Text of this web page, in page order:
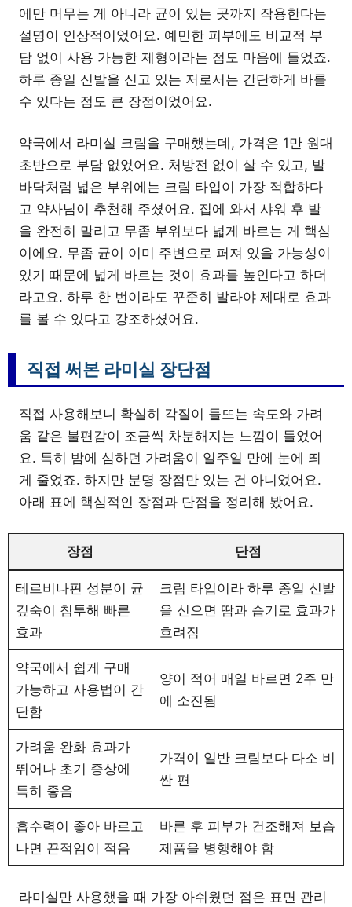
에만 머무는 게 아니라 균이 있는 곳까지 작용한다는
설명이 인상적이었어요. 예민한 피부에도 비교적 부
담 없이 사용 가능한 제형이라는 점도 마음에 들었죠.
하루 종일 신발을 신고 있는 저로서는 간단하게 바를
수 있다는 점도 큰 장점이었어요.
약국에서 라미실 크림을 구매했는데, 가격은 1만 원대
초반으로 부담 없었어요. 처방전 없이 살 수 있고, 발
바닥처럼 넓은 부위에는 크림 타입이 가장 적합하다
고 약사님이 추천해 주셨어요. 집에 와서 샤워 후 발
을 완전히 말리고 무좀 부위보다 넓게 바르는 게 핵심
이에요. 무좀 균이 이미 주변으로 퍼져 있을 가능성이
있기 때문에 넓게 바르는 것이 효과를 높인다고 하더
라고요. 하루 한 번이라도 꾸준히 발라야 제대로 효과
를 볼 수 있다고 강조하셨어요.
직접 써본 라미실 장단점
직접 사용해보니 확실히 각질이 들뜨는 속도와 가려
움 같은 불편감이 조금씩 차분해지는 느낌이 들었어
요. 특히 밤에 심하던 가려움이 일주일 만에 눈에 띄
게 줄었죠. 하지만 분명 장점만 있는 건 아니었어요.
아래 표에 핵심적인 장점과 단점을 정리해 봤어요.
장점 단점
테르비나핀 성분이 균
깊숙이 침투해 빠른
효과
크림 타입이라 하루 종일 신발
을 신으면 땀과 습기로 효과가
흐려짐
약국에서 쉽게 구매
가능하고 사용법이 간
단함
양이 적어 매일 바르면 2주 만
에 소진됨
가려움 완화 효과가
뛰어나 초기 증상에
특히 좋음
가격이 일반 크림보다 다소 비
싼 편
흡수력이 좋아 바르고
나면 끈적임이 적음
바른 후 피부가 건조해져 보습
제품을 병행해야 함
라미실만 사용했을 때 가장 아쉬웠던 점은 표면 관리